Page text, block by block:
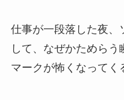
仕事が一段落した夜、
して、なぜかためら
マークが怖くなってく